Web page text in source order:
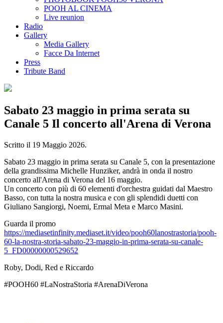
POOH AL CINEMA
Live reunion
Radio
Gallery
Media Gallery
Facce Da Internet
Press
Tribute Band
Sabato 23 maggio in prima serata su
Canale 5 Il concerto all'Arena di Verona
Scritto il 19 Maggio 2026.
Sabato 23 maggio in prima serata su Canale 5, con la presentazione
della grandissima Michelle Hunziker, andrà in onda il nostro
concerto all'Arena di Verona del 16 maggio.
Un concerto con più di 60 elementi d'orchestra guidati dal Maestro
Basso, con tutta la nostra musica e con gli splendidi duetti con
Giuliano Sangiorgi, Noemi, Ermal Meta e Marco Masini.
Guarda il promo
https://mediasetinfinity.mediaset.it/video/pooh60lanostrastoria/pooh-
60-la-nostra-storia-sabato-23-maggio-in-prima-serata-su-canale-
5_FD00000000529652
Roby, Dodi, Red e Riccardo
#POOH60 #LaNostraStoria #ArenaDiVerona